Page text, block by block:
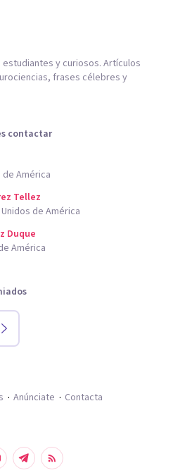
y curiosos. Artículos
frases célebres y
contactar
América
Tellez
de América
Duque
América
Anúnciate Contacta